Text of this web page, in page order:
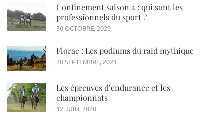
Confinement saison 2 : qui sont les
professionnels du sport ?
30 OCTOBRE, 2020
Florac : Les podiums du raid mythique
20 SEPTEMBRE, 2021
Les épreuves d’endurance et les
championnats
12 JUIN, 2020